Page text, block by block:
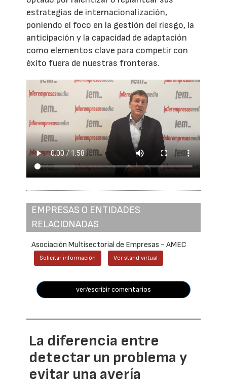
estrategias de internacionalización,
poniendo el foco en la gestión del riesgo, la
anticipación y la capacidad de adaptación
como elementos clave para competir con
éxito fuera de nuestras fronteras.
EMPRESAS O ENTIDADES
RELACIONADAS
Asociación Multisectorial de Empresas - AMEC
Solicitar información Ver stand virtual
ver/escribir comentarios
La diferencia entre
detectar un problema y
evitar una avería